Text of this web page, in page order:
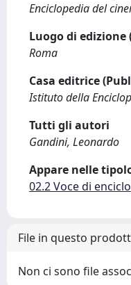
Enciclopedia del
Luogo di
Roma
Casa editrice
Istituto della
Tutti gli autori
Gandini, Leonardo
Appare nelle
02.2 Voce di
File in questo
Non ci sono file